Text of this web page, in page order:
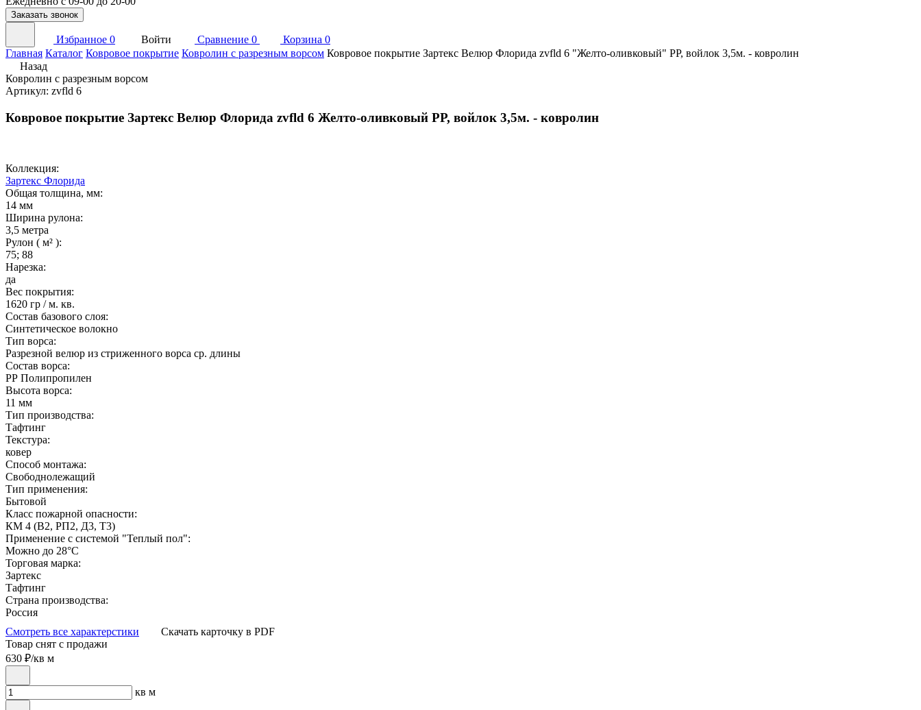
Заказать звонок
Избранное 0 Войти Сравнение 0 Корзина 0
Главная Каталог Ковровое покрытие Ковролин с разрезным ворсом Ковровое покрытие Зартекс Велюр Флорида zvfld 6 "Желто-оливковый" PP, войлок 3,5м. - ковролин
Назад
Ковролин с разрезным ворсом
Артикул: zvfld 6
Ковровое покрытие Зартекс Велюр Флорида zvfld 6 Желто-оливковый PP, войлок 3,5м. - ковролин
Коллекция:
Зартекс Флорида
Общая толщина, мм:
14 мм
Ширина рулона:
3,5 метра
Рулон ( м² ):
75; 88
Нарезка:
да
Вес покрытия:
1620 гр / м. кв.
Состав базового слоя:
Синтетическое волокно
Тип ворса:
Разрезной велюр из стриженного ворса ср. длины
Состав ворса:
РР Полипропилен
Высота ворса:
11 мм
Тип производства:
Тафтинг
Текстура:
ковер
Способ монтажа:
Свободнолежащий
Тип применения:
Бытовой
Класс пожарной опасности:
КМ 4 (В2, РП2, Д3, Т3)
Применение с системой "Теплый пол":
Можно до 28°С
Торговая марка:
Зартекс
Тафтинг
Страна производства:
Россия
Смотреть все характерстики
Скачать карточку в PDF
Товар снят с продажи
630 ₽/кв м
кв м